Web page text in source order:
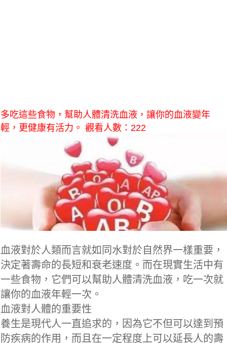
多吃這些食物，幫助人體清洗血液，讓你的血液變年
輕，更健康有活力。 觀看人數：222
血液對於人類而言就如同水對於自然界一樣重要，
決定著壽命的長短和衰老速度。而在現實生活中有
一些食物，它們可以幫助人體清洗血液，吃一次就
讓你的血液年輕一次。
血液對人體的重要性
養生是現代人一直追求的，因為它不但可以達到預
防疾病的作用，而且在一定程度上可以延長人的壽